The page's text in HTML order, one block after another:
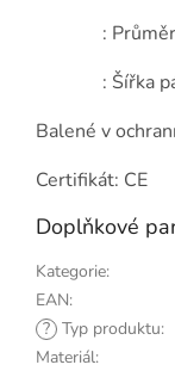
: Průměr
: Šířka
Balené v
Certifikát: CE
Doplňkové
Kategorie:
EAN:
? Typ produktu:
Materiál: